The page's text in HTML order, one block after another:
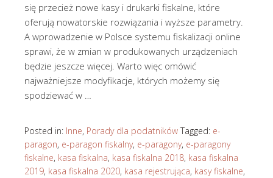
się przecież nowe kasy i drukarki fiskalne, które
oferują nowatorskie rozwiązania i wyższe parametry.
A wprowadzenie w Polsce systemu fiskalizacji online
sprawi, że w zmian w produkowanych urządzeniach
będzie jeszcze więcej. Warto więc omówić
najważniejsze modyfikacje, których możemy się
spodziewać w …
Posted in: Inne, Porady dla podatników Tagged: e-
paragon, e-paragon fiskalny, e-paragony, e-paragony
fiskalne, kasa fiskalna, kasa fiskalna 2018, kasa fiskalna
2019, kasa fiskalna 2020, kasa rejestrująca, kasy fiskalne,